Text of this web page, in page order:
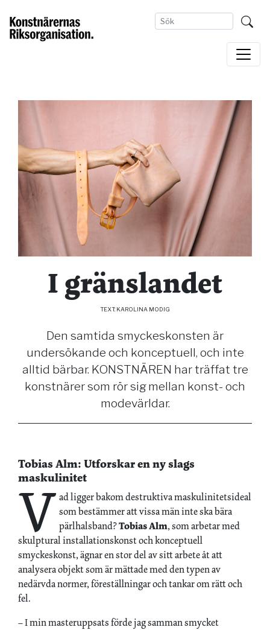
I gränslandet
TEXT: KAROLINA MODIG
Den samtida smyckeskonsten är
undersökande och konceptuell, och inte
alltid bärbar. KONSTNÄREN har träffat tre
konstnärer som rör sig mellan konst- och
modevärldar.
Tobias Alm: ­Utforskar en ny slags
maskulinitet
V ad ligger bakom destruktiva maskulinitetsideal
som bestämmer att vissa män inte ska bära
pärlhalsband?Tobias Alm, som arbetar med
skulptural installationskonst och konceptuell
smyckeskonst, ägnar en stor del av sitt arbete åt att
analysera objekt som är mättade med den typen av
nedärvda normer, föreställningar och tankar om rätt och
fel.
– I min masteruppsats förde jag samman smycket